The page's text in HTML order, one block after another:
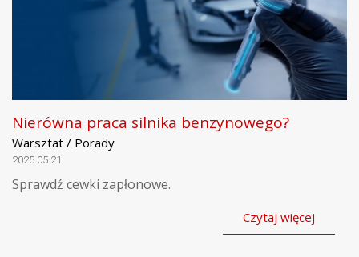
Nierówna praca silnika benzynowego?
Warsztat / Porady
2025.05.21
Sprawdź cewki zapłonowe.
Czytaj więcej